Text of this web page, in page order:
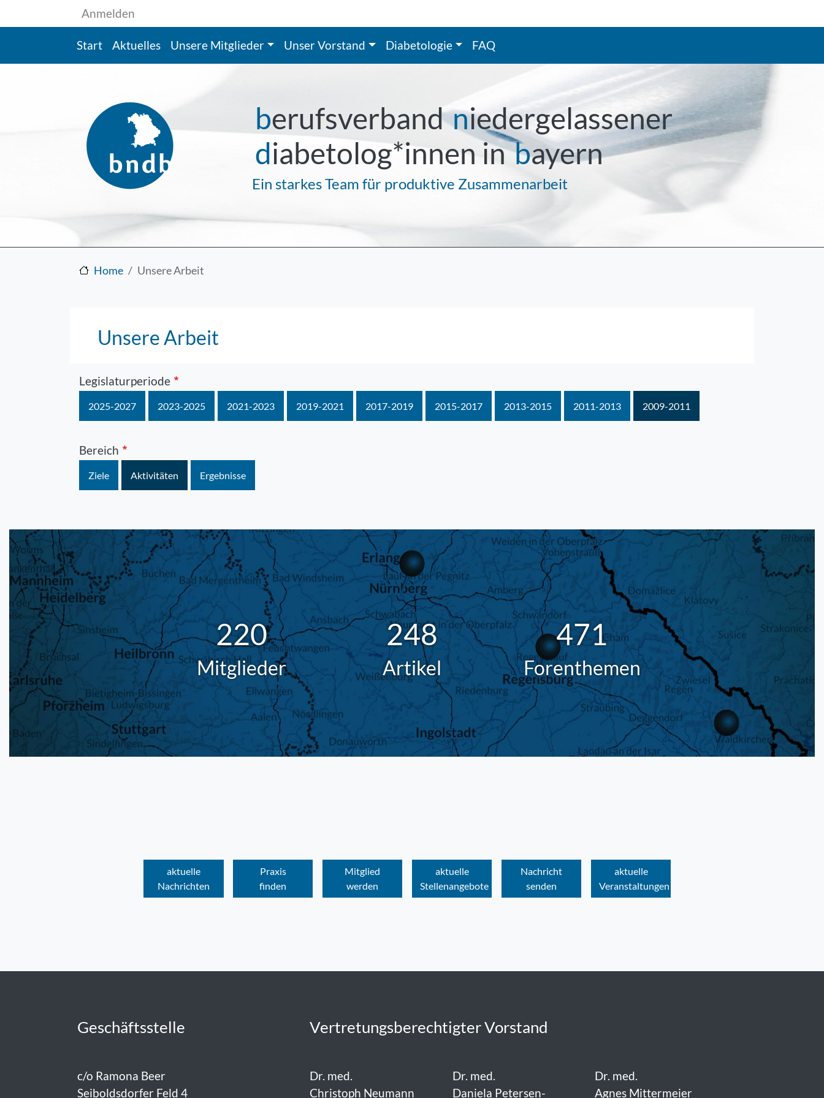
Direkt zum InhaltBenutzermenü
Anmelden
Hauptnavigation
Start Aktuelles Unsere Mitglieder Unser Vorstand Diabetologie FAQ
berufsverbandniedergelassener
diabetolog*innen inbayern
Ein starkes Team für produktive Zusammenarbeit
Home Unsere Arbeit
Unsere Arbeit
Legislaturperiode
2025-2027 2023-2025 2021-2023 2019-2021 2017-2019 2015-2017 2013-2015 2011-2013 2009-2011
Bereich
Ziele Aktivitäten Ergebnisse
220
Mitglieder
248
Artikel
471
Forenthemen
aktuelle
Nachrichten
Praxis
finden
Mitglied
werden
aktuelle
Stellenangebote
Nachricht
senden
aktuelle
Veranstaltungen
Geschäftsstelle
c/o Ramona Beer
Seiboldsdorfer Feld 4
Vertretungsberechtigter Vorstand
Dr. med.
Christoph Neumann
Dr. med.
Daniela Petersen-
Dr. med.
Agnes Mittermeier